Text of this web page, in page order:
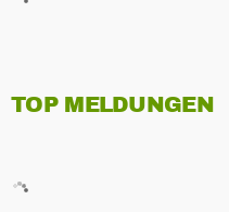
TOP MELDUNGEN